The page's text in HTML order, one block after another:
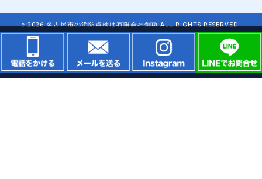
c 2026 名古屋市の消防点検は有限会社創功 ALL RIGHTS RESERVED.